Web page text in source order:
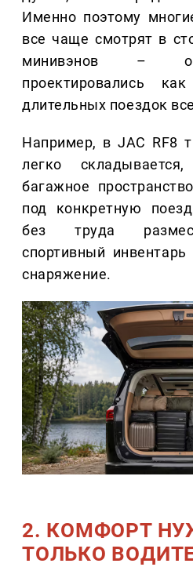
Именно поэтому
все чаще смотрят в
минивэнов –
проектировались
длительных поездок
Например, в JAC RF8
легко
багажное
под конкретную
без труда
спортивный инвентарь
снаряжение.
2. КОМФОРТ
ТОЛЬКО